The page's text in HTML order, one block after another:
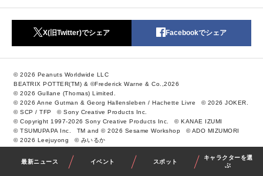
最新ニュース イベント スポット
キャラクターを選
ぶ
X(旧Twitter)でシェア Facebookでシェア
© 2026 Peanuts Worldwide LLC
BEATRIX POTTER(TM) & ©Frederick Warne & Co.,2026
© 2026 Gullane (Thomas) Limited.
© 2026 Anne Gutman & Georg Hallensleben / Hachette Livre
© 2026 JOKER.
© SCP / TFP
© Sony Creative Products Inc.
© Copyright 1997-2026 Sony Creative Products Inc.
© KANAE IZUMI
© TSUMUPAPA Inc.
TM and © 2026 Sesame Workshop
© ADO MIZUMORI
© 2026 Leejuyong
© みいるか
写真＝島本絵梨佳、奥西淳二、阿部昌也